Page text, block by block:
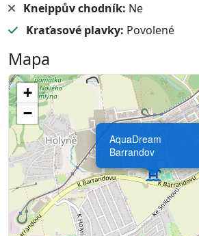
Kneippův chodník: Ne
Kraťasové plavky: Povolené
Mapa
AquaDream
Barrandov
+
−